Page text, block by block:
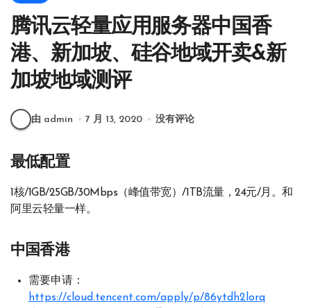
腾讯云轻量应用服务器中国香
港、新加坡、硅谷地域开卖&新
加坡地域测评
由 admin 7 月 13, 2020 没有评论
最低配置
1核/1GB/25GB/30Mbps（峰值带宽）/1TB流量，24元/月。和
阿里云轻量一样。
中国香港
需要申请：
https://cloud.tencent.com/apply/p/86ytdh2lorq